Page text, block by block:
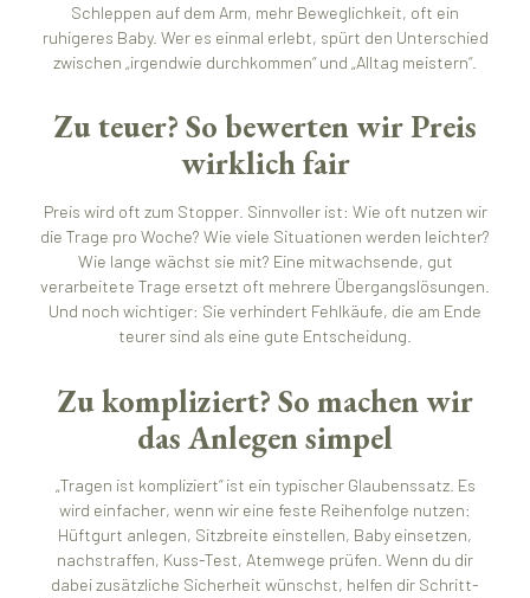
Schleppen auf dem Arm, mehr Beweglichkeit, oft ein
ruhigeres Baby. Wer es einmal erlebt, spürt den Unterschied
zwischen „irgendwie durchkommen“ und „Alltag meistern“.
Zu teuer? So bewerten wir Preis
wirklich fair
Preis wird oft zum Stopper. Sinnvoller ist: Wie oft nutzen wir
die Trage pro Woche? Wie viele Situationen werden leichter?
Wie lange wächst sie mit? Eine mitwachsende, gut
verarbeitete Trage ersetzt oft mehrere Übergangslösungen.
Und noch wichtiger: Sie verhindert Fehlkäufe, die am Ende
teurer sind als eine gute Entscheidung.
Zu kompliziert? So machen wir
das Anlegen simpel
„Tragen ist kompliziert“ ist ein typischer Glaubenssatz. Es
wird einfacher, wenn wir eine feste Reihenfolge nutzen:
Hüftgurt anlegen, Sitzbreite einstellen, Baby einsetzen,
nachstraffen, Kuss-Test, Atemwege prüfen. Wenn du dir
dabei zusätzliche Sicherheit wünschst, helfen dir Schritt-